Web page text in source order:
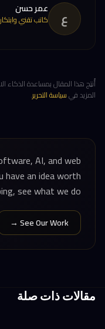
ع عمر حسن
كاتب تقني وابتكار
أُنتِج هذا المقال بمساعدة الذكاء
المزيد فيسياسة التحرير.
AI, and web
an idea worth
see what we do.
See Our Work →
مقالات ذات صلة